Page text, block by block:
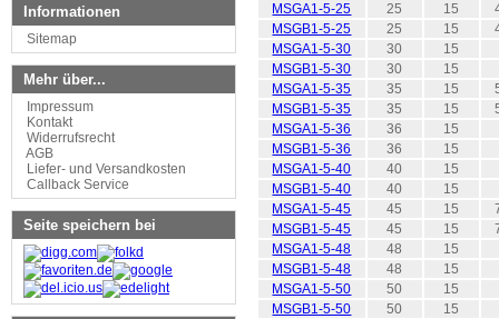
MSGA1-5-25
25 15
MSGB1-5-25
25 15
MSGA1-5-30
30
15
MSGB1-5-30
30
15
MSGA1-5-35
35 15
MSGB1-5-35
35 15
MSGA1-5-36
36
15
MSGB1-5-36
36
15
MSGA1-5-40
40
15
MSGB1-5-40
40
15
MSGA1-5-45
45 15
MSGB1-5-45
45 15
MSGA1-5-48
48
15
MSGB1-5-48
48
15
MSGA1-5-50
50
15
MSGB1-5-50
50
15
Informationen
Sitemap
Mehr über...
Impressum
Kontakt
Widerrufsrecht
AGB
Liefer- und Versandkosten
Callback Service
Seite speichern bei